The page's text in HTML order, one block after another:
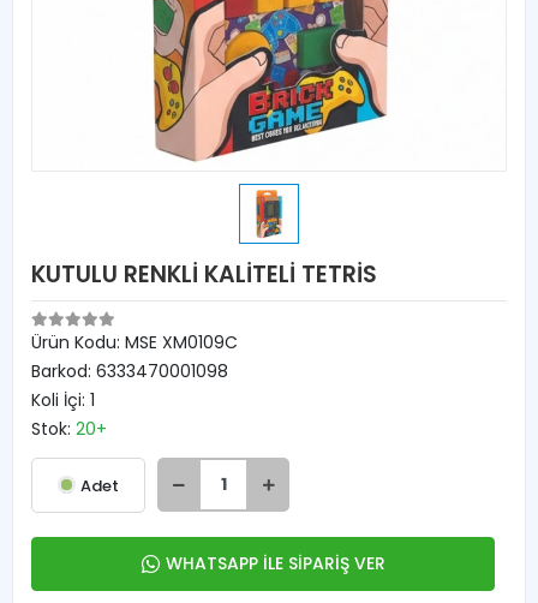
KUTULU RENKLİ KALİTELİ TETRİS
Ürün Kodu: MSE XM0109C
Barkod: 6333470001098
Koli İçi: 1
Stok: 20+
Adet
WHATSAPP İLE SİPARİŞ VER